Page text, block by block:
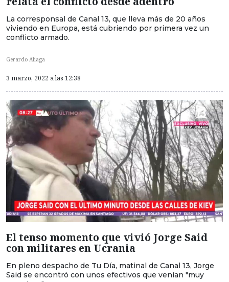
La corresponsal de Canal 13, que lleva más de 20 años
viviendo en Europa, está cubriendo por primera vez un
conflicto armado.
Gerardo Aliaga
3 marzo, 2022 a las 12:38
El tenso momento que vivió Jorge Said
con militares en Ucrania
En pleno despacho de Tu Día, matinal de Canal 13, Jorge
Said se encontró con unos efectivos que venían "muy